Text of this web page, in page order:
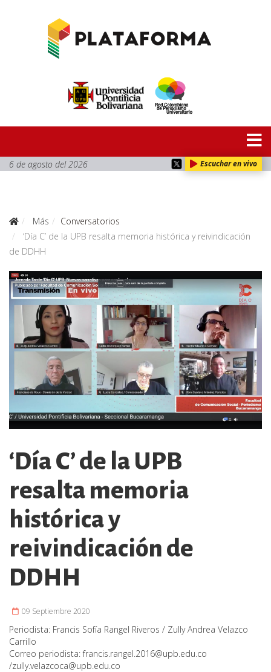
6 de agosto del 2026 Escuchar en vivo
Más
Conversatorios
‘Día C’ de la UPB resalta memoria histórica y reivindicación
de DDHH
‘Día C’ de la UPB
resalta memoria
histórica y
reivindicación de
DDHH
09 Septiembre 2020
Periodista: Francis Sofía Rangel Riveros / Zully Andrea Velazco
Carrillo
Correo periodista:francis.rangel.2016@upb.edu.co
/zully.velazcoca@upb.edu.co